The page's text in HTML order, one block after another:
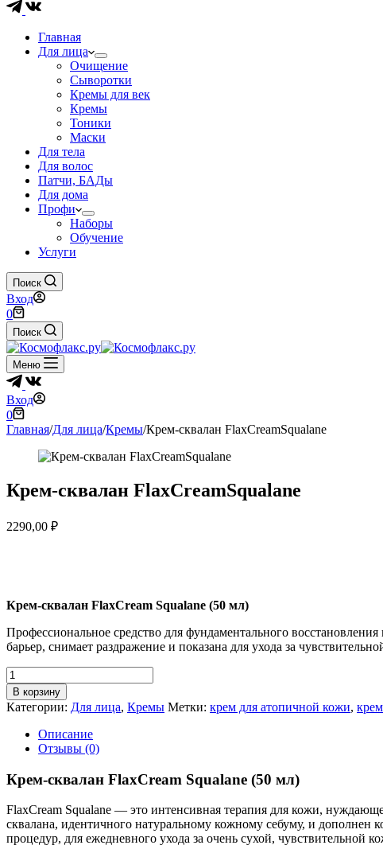
Главная
Для лица
Очищение
Сыворотки
Кремы для век
Кремы
Тоники
Маски
Для тела
Для волос
Патчи, БАДы
Для дома
Профи
Наборы
Обучение
Услуги
Поиск
Вход
Корзина
0
Поиск
Меню
Вход
Корзина
0
Главная/Для лица/Кремы/Крем-сквалан FlaxCreamSqualane
Крем-сквалан FlaxCreamSqualane
2290,00 ₽
Крем-сквалан FlaxCream Squalane (50 мл)
Профессиональное средство для фундаментального
барьер, снимает раздражение и показана для ухода за
Количество
товара
Крем-
сквалан
FlaxCreamSqualane
В корзину
Категории: Для лица, Кремы Метки: крем для атопичной кожи,
Описание
Отзывы (0)
Крем-сквалан FlaxCream Squalane (50 мл)
FlaxCream Squalane — это интенсивная терапия для кожи,
сквалана, идентичного натуральному кожному себуму, и
процедур, для ежедневного ухода за очень сухой, чувствительной